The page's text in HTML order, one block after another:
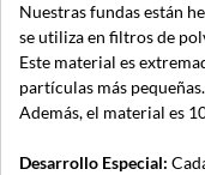
Nuestras fundas están
se utiliza en filtros de
Este material es
partículas más pequeñas.
Además, el material es
Desarrollo Especial: